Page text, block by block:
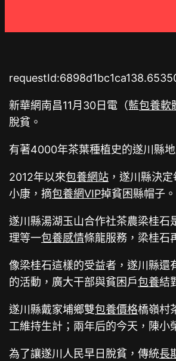
新華網南昌11月30日電（藍包養軟
脫貧。
有著4000年茶葉種植史的遂川縣
2012年以來包養網站 ，遂川縣決
小康，摘包養網VIP掉貧困縣帽子。
遂川縣湯湖玉山合作社茶農梁桂石
理等一包養感情條龍服務，梁桂石
像梁桂石這樣的受益者，遂川縣還
的活動，廣大干部與貧困戶包養結
遂川縣戴家埔鄉雙包養價格橋嶺村
工維持生計；兩年后的今天，陳小
為了讓遂川人民早日脫貧，傳統長